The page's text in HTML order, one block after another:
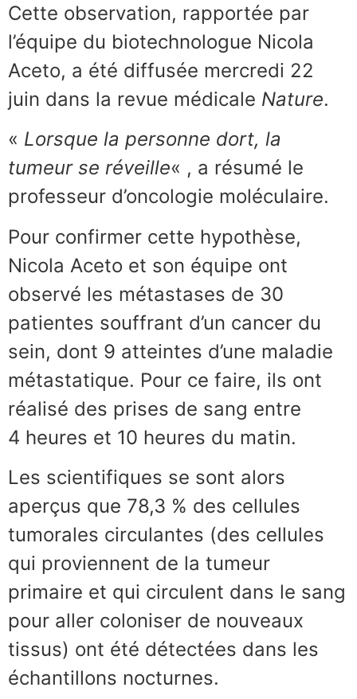
Cette observation, rapportée par
l’équipe du biotechnologue Nicola
Aceto, a été diffusée mercredi 22
juin dans la revue médicale Nature.
« Lorsque la personne dort, la
tumeur se réveille« , a résumé le
professeur d’oncologie moléculaire.
Pour confirmer cette hypothèse,
Nicola Aceto et son équipe ont
observé les métastases de 30
patientes souffrant d’un cancer du
sein, dont 9 atteintes d’une maladie
métastatique. Pour ce faire, ils ont
réalisé des prises de sang entre
4 heures et 10 heures du matin.
Les scientifiques se sont alors
aperçus que 78,3 % des cellules
tumorales circulantes (des cellules
qui proviennent de la tumeur
primaire et qui circulent dans le sang
pour aller coloniser de nouveaux
tissus) ont été détectées dans les
échantillons nocturnes.